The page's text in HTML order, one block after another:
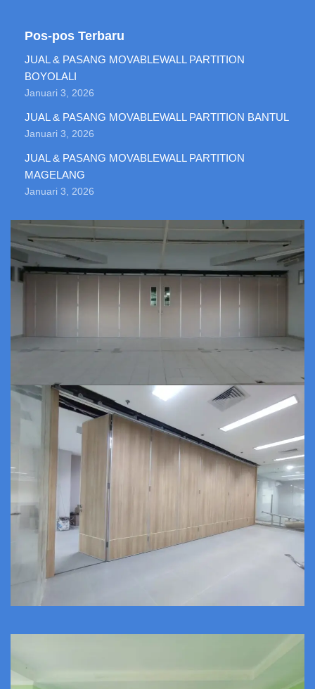
Pos-pos Terbaru
JUAL & PASANG MOVABLEWALL PARTITION
BOYOLALI
Januari 3, 2026
JUAL & PASANG MOVABLEWALL PARTITION BANTUL
Januari 3, 2026
JUAL & PASANG MOVABLEWALL PARTITION
MAGELANG
Januari 3, 2026